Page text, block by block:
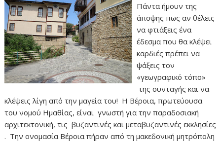
Πάντα ήμουν της
άποψης πως αν θέλεις
να φτιάξεις ένα
έδεσμα που θα κλέψει
καρδιές πρέπει να
ψάξεις τον
«γεωγραφικό τόπο»
της συνταγής και να
κλέψεις λίγη από την μαγεία του! Η Βέροια, πρωτεύουσα
του νομού Ημαθίας, είναι γνωστή για την παραδοσιακή
αρχιτεκτονική, τις βυζαντινές και μεταβυζαντινές εκκλησίες
. Την ονομασία Βέροια πήραν από τη μακεδονική μητρόπολη